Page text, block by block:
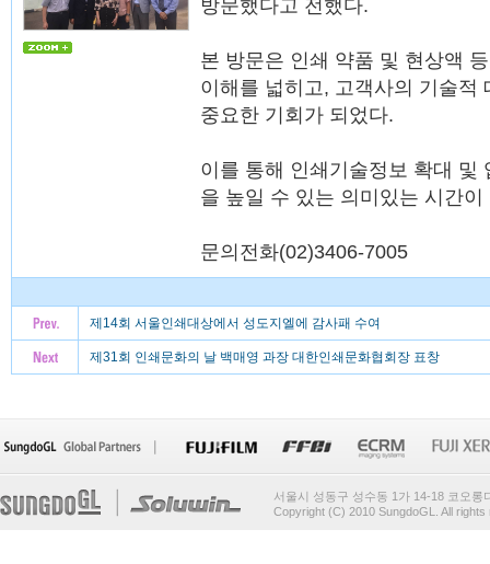
방문했다고 전했다.
본 방문은 인쇄 약품 및 현상액
이해를 넓히고, 고객사의 기술적
중요한 기회가 되었다.
이를 통해 인쇄기술정보 확대 및
을 높일 수 있는 의미있는 시간
문의전화(02)3406-7005
제14회 서울인쇄대상에서 성도지엘에 감사패 수여
제31회 인쇄문화의 날 백매영 과장 대한인쇄문화협회장 표창
서울시 성동구 성수동 1가 14-18 코오
Copyright (C) 2010 SungdoGL. All